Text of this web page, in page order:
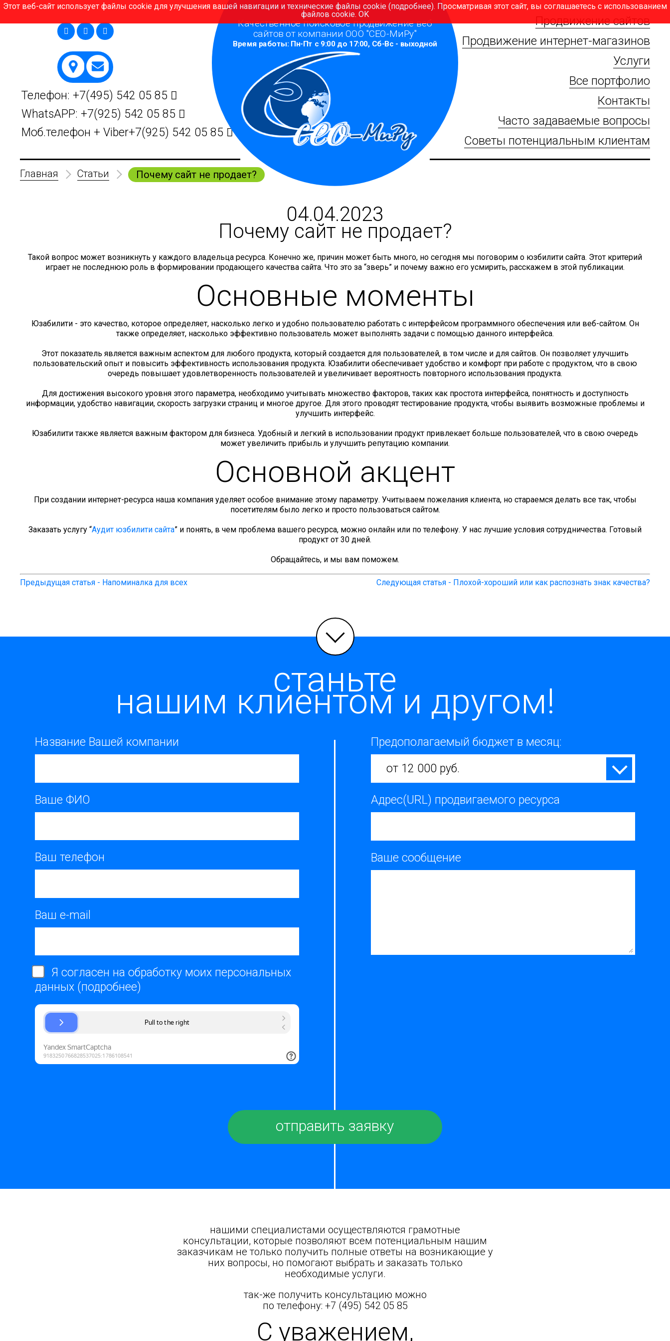
Главная Статьи Почему сайт не продает?
04.04.2023
Почему сайт не продает?
Такой вопрос может возникнуть у каждого владельца ресурса. Конечно же, причин может быть много, но сегодня мы поговорим о юзбилити сайта. Этот критерий
играет не последнюю роль в формировании продающего качества сайта. Что это за “зверь” и почему важно его усмирить, расскажем в этой публикации.
Основные моменты
Юзабилити - это качество, которое определяет, насколько легко и удобно пользователю работать с интерфейсом программного обеспечения или веб-сайтом. Он
также определяет, насколько эффективно пользователь может выполнять задачи с помощью данного интерфейса.
Этот показатель является важным аспектом для любого продукта, который создается для пользователей, в том числе и для сайтов. Он позволяет улучшить
пользовательский опыт и повысить эффективность использования продукта. Юзабилити обеспечивает удобство и комфорт при работе с продуктом, что в свою
очередь повышает удовлетворенность пользователей и увеличивает вероятность повторного использования продукта.
Для достижения высокого уровня этого параметра, необходимо учитывать множество факторов, таких как простота интерфейса, понятность и доступность
информации, удобство навигации, скорость загрузки страниц и многое другое. Для этого проводят тестирование продукта, чтобы выявить возможные проблемы и
улучшить интерфейс.
Юзабилити также является важным фактором для бизнеса. Удобный и легкий в использовании продукт привлекает больше пользователей, что в свою очередь
может увеличить прибыль и улучшить репутацию компании.
Основной акцент
При создании интернет-ресурса наша компания уделяет особое внимание этому параметру. Учитываем пожелания клиента, но стараемся делать все так, чтобы
посетителям было легко и просто пользоваться сайтом.
Заказать услугу “Аудит юзбилити сайта” и понять, в чем проблема вашего ресурса, можно онлайн или по телефону. У нас лучшие условия сотрудничества. Готовый
продукт от 30 дней.
Обращайтесь, и мы вам поможем.
Предыдущая статья - Напоминалка для всех Следующая статья - Плохой-хороший или как распознать знак качества?
станьте
нашим клиентом и другом!
Название Вашей компании
Ваше ФИО
Ваш телефон
Ваш e-mail
Я согласен на обработку моих персональных
данных (подробнее)
Предополагаемый бюджет в месяц:
от 12 000 руб.
Адрес(URL) продвигаемого ресурса
Ваше сообщение
Телефон: +7(495) 542 05 85
WhatsAPP: +7(925) 542 05 85
Моб.телефон + Viber+7(925) 542 05 85
Качественное поисковое продвижение веб
сайтов от компании ООО "СЕО-МиРу"
Время работы: Пн-Пт с 9:00 до 17:00, Сб-Вс - выходной
Продвижение сайтов
Продвижение интернет-магазинов
Услуги
Все портфолио
Контакты
Часто задаваемые вопросы
Советы потенциальным клиентам
нашими специалистами осуществляются грамотные
консультации, которые позволяют всем потенциальным нашим
заказчикам не только получить полные ответы на возникающие у
них вопросы, но помогают выбрать и заказать только
необходимые услуги.
так-же получить консультацию можно
по телефону: +7 (495) 542 05 85
С уважением,
Этот веб-сайт использует файлы cookie для улучшения вашей навигации и технические файлы cookie (подробнее). Просматривая этот сайт, вы соглашаетесь с использованием
файлов cookie. OK